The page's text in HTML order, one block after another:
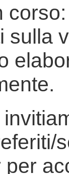
sulla
per